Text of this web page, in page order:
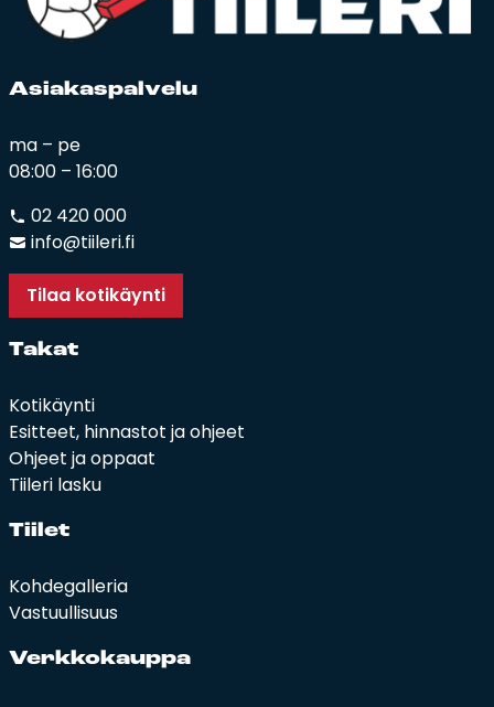
Asia­kas­pal­ve­lu
ma – pe
08:00 – 16:00
02 420 000
info@tiileri.fi
Tilaa kotikäynti
Ta­kat
Kotikäynti
Esitteet, hinnastot ja ohjeet
Ohjeet ja oppaat
Tiileri lasku
Tii­let
Kohdegalleria
Vastuullisuus
Verk­ko­kaup­pa